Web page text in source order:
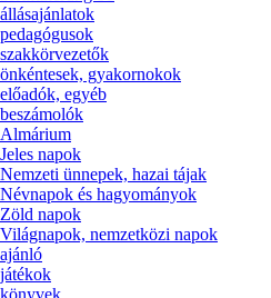
állásajánlatok
pedagógusok
szakkörvezetők
önkéntesek, gyakornokok
előadók, egyéb
beszámolók
Almárium
Jeles napok
Nemzeti ünnepek, hazai tájak
Névnapok és hagyományok
Zöld napok
Világnapok, nemzetközi napok
ajánló
játékok
könyvek